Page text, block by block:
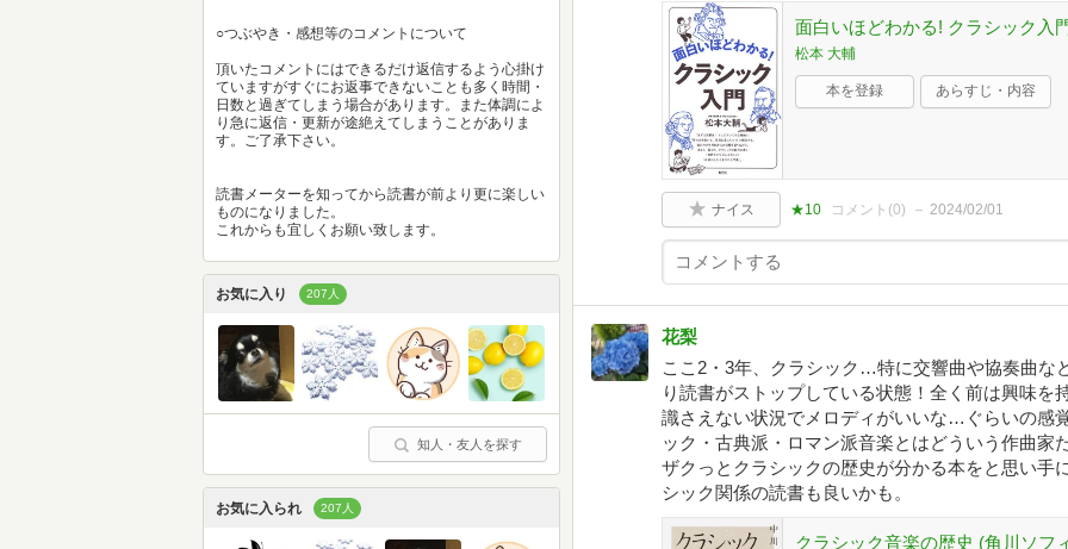
面白いほどわかる! クラシック入
松本 大輔
本を登録 あらすじ・内容
ナイス ★10 コメント(0) 2024/02/01
花梨
ここ2・3年、クラシック…特に交響曲や協奏曲な
り読書がストップしている状態！全く前は興味を
識さえない状況でメロディがいいな…ぐらいの感
ック・古典派・ロマン派音楽とはどういう作曲家
ザクっとクラシックの歴史が分かる本をと思い手
シック関係の読書も良いかも。
クラシック音楽の歴史 (角川ソフ
○つぶやき・感想等のコメントについて
頂いたコメントにはできるだけ返信するよう心掛け
ていますがすぐにお返事できないことも多く時間・
日数と過ぎてしまう場合があります。また体調によ
り急に返信・更新が途絶えてしまうことがありま
す。ご了承下さい。
読書メーターを知ってから読書が前より更に楽しい
ものになりました。
これからも宜しくお願い致します。
お気に入り 207人
知人・友人を探す
お気に入られ 207人